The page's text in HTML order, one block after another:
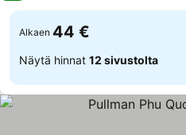
Alkaen 44 €
Näytä hinnat 12 sivustolta